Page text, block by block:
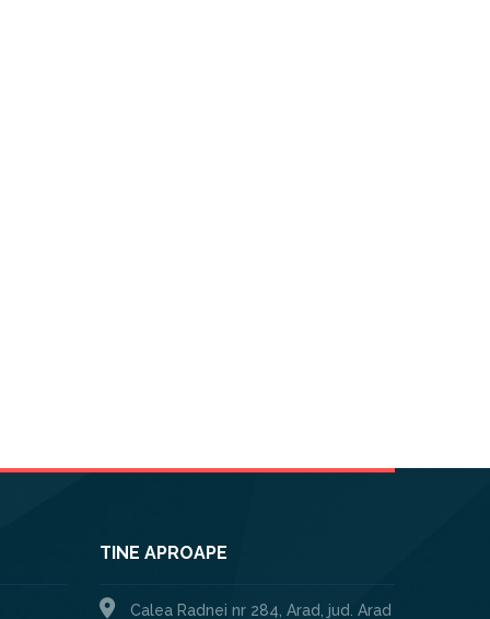
TINE APROAPE
Calea Radnei nr 284, Arad, jud. Arad